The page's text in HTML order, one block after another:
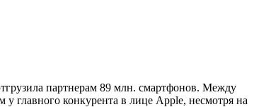
партнерам 89 млн. смартфонов. Между
главного конкурента в лице Apple, несмотря на